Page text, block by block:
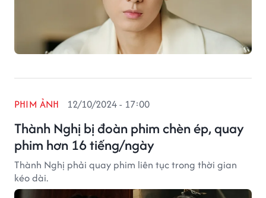
Thành Nghị bị đoàn phim chèn ép, quay
phim hơn 16 tiếng/ngày
PHIM ẢNH 12/10/2024 - 17:00
Thành Nghị phải quay phim liên tục trong thời gian
kéo dài.